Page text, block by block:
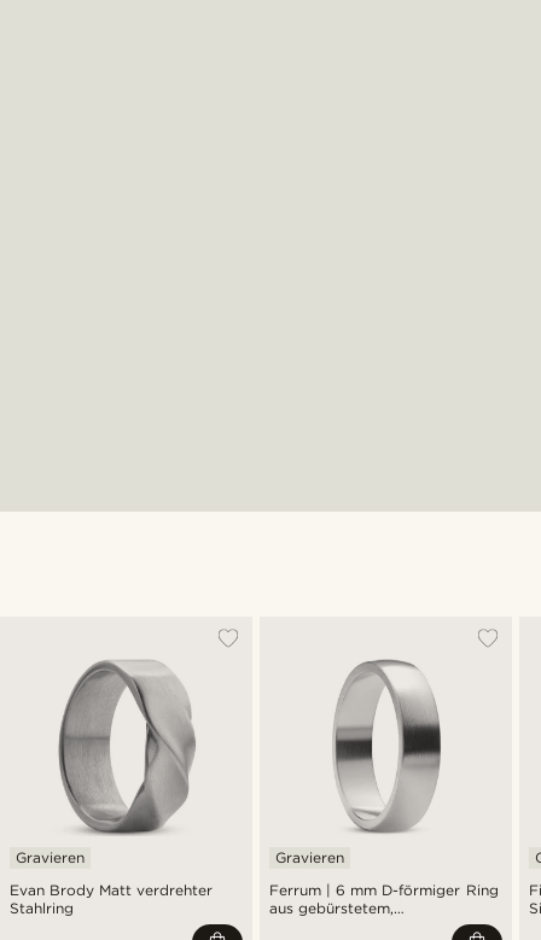
Evan Brody Matt verdrehter
Stahlring
Gravieren
Ferrum | 6 mm D-förmiger Ring
aus gebürstetem,
Gravieren